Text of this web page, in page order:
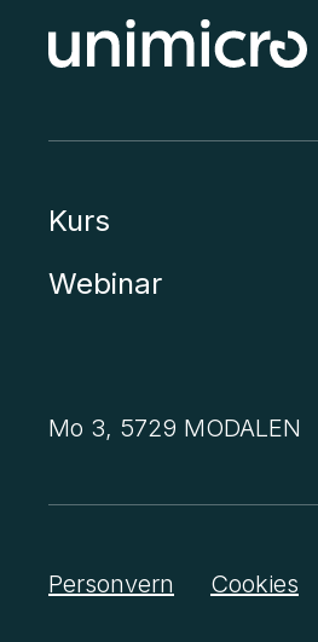
Kurs
Webinar
Mo 3, 5729 MODALEN
Personvern Cookies